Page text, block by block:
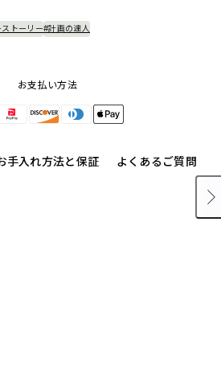
トーリー#計画の達人
お支払い方法
手入れ方法と保証 よくあるご質問